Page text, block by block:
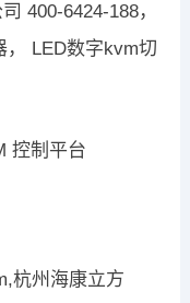
400-6424-188，
， LED数字kvm切
控制平台
杭州海康立方